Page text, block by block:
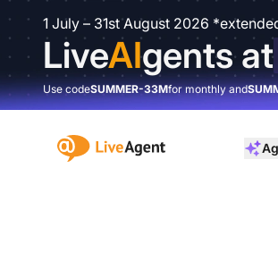
1 July – 31st August 2026
LiveAIgents at
Use codeSUMMER-33Mfor monthly and
:site.title